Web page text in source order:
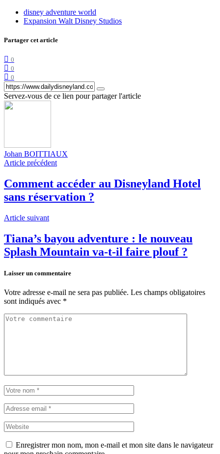
disney adventure world
Expansion Walt Disney Studios
Partager cet article
0
0
0
Servez-vous de ce lien pour partager l'article
Johan BOITTIAUX
Article précédent
Comment accéder au Disneyland Hotel
sans réservation ?
Article suivant
Tiana’s bayou adventure : le nouveau
Splash Mountain va-t-il faire plouf ?
Laisser un commentaire
Votre adresse e-mail ne sera pas publiée. Les champs obligatoires
sont indiqués avec *
Enregistrer mon nom, mon e-mail et mon site dans le navigateur